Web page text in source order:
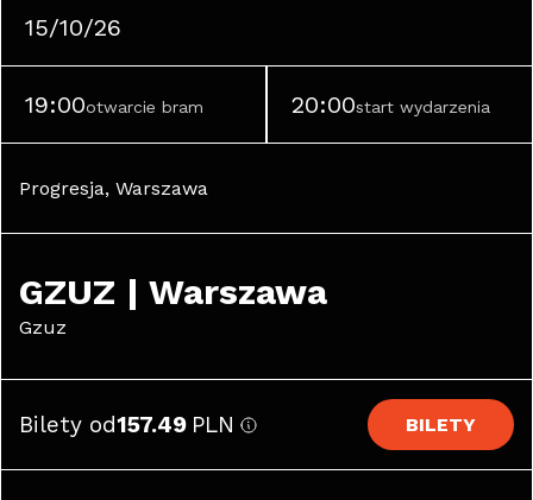
15/10/26
19:00otwarcie bram 20:00start wydarzenia
Progresja, Warszawa
GZUZ | Warszawa
Gzuz
Bilety od157.49 PLN BILETY